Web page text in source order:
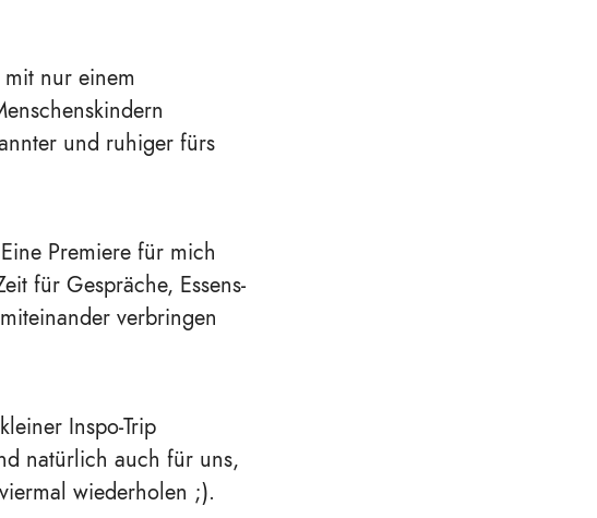
nur einem
und ruhiger fürs
Premiere für mich
für Gespräche, Essens-
verbringen
Inspo-Trip
natürlich auch für uns,
wiederholen ;).